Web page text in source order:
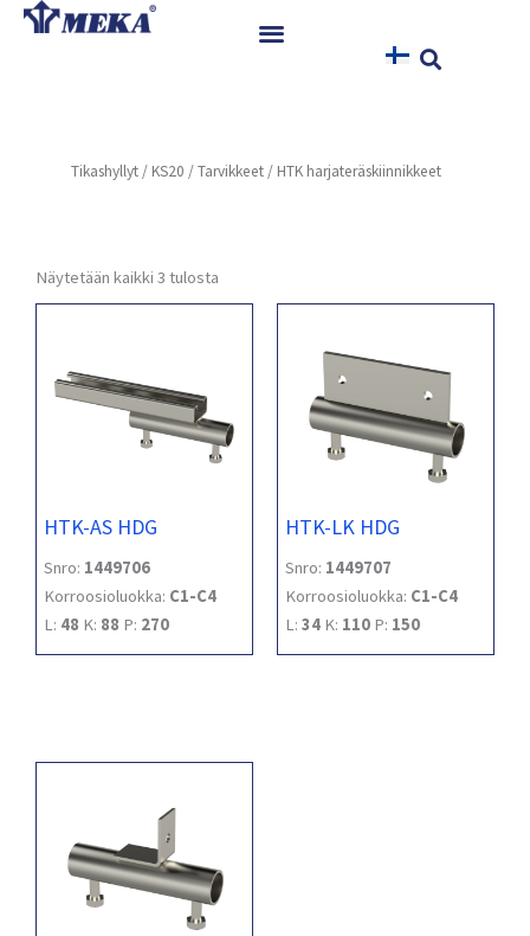
Siirry
Referenssit
Yhteystiedot
Tikashyllyt / KS20 /Tarvikkeet / HTK harjateräskiinnikkeet
Näytetään kaikki 3 tulosta
HTK-AS HDG
Snro: 1449706
Korroosioluokka: C1-C4
L: 48 K: 88 P: 270
HTK-LK HDG
Snro: 1449707
Korroosioluokka: C1-C4
L: 34 K: 110 P: 150